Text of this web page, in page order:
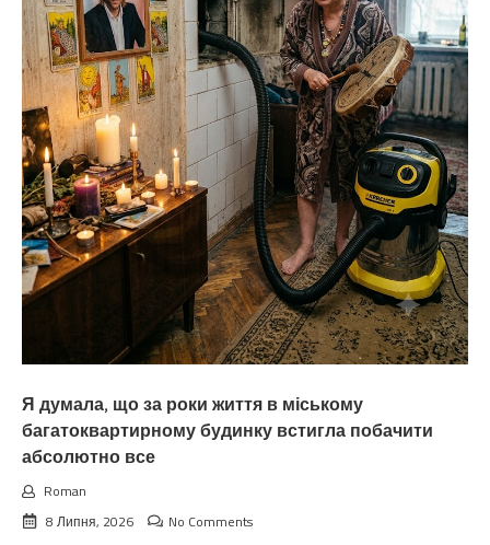
Я думала, що за роки життя в міському
багатоквартирному будинку встигла побачити
абсолютно все
Roman
8 Липня, 2026
No Comments